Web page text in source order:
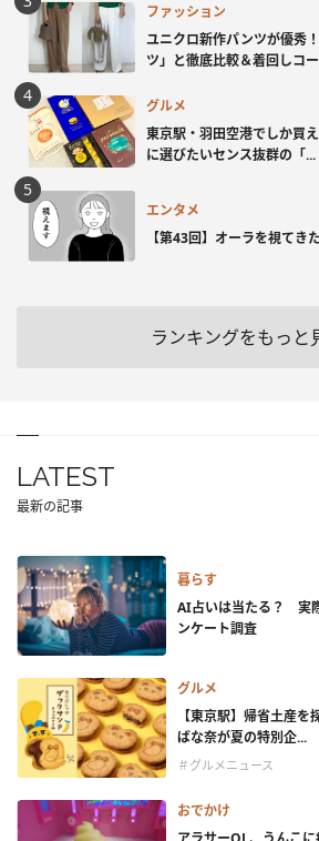
ファッション
ユニクロ新作パンツが優秀
ツ」と徹底比較＆着回しコ
グルメ
東京駅・羽田空港でしか買
に選びたいセンス抜群の「...
エンタメ
【第43回】オーラを視てきた
ランキングをもっと
LATEST
最新の記事
暮らす
AI占いは当たる？ 実
ンケート調査
グルメ
【東京駅】帰省土産
ばな奈が夏の特別企...
＃グルメニュース
おでかけ